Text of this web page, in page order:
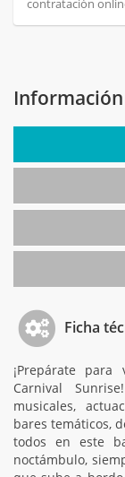
contratación
Ficha
¡Prepárate
Carnival
musicales,
bares temáticos,
todos en este
noctámbulo,